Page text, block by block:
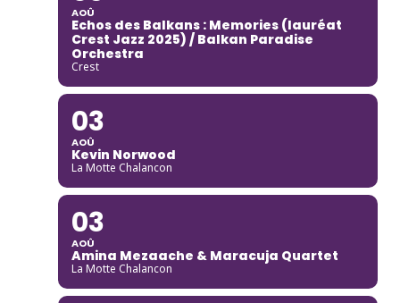
AOÛ
Echos des Balkans : Memories (lauréat
Crest Jazz 2025) / Balkan Paradise
Orchestra
Crest
03
AOÛ
Kevin Norwood
La Motte Chalancon
03
AOÛ
Amina Mezaache & Maracuja Quartet
La Motte Chalancon